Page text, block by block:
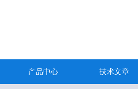
产品中心 技术文章